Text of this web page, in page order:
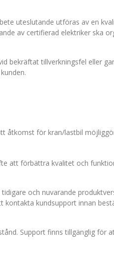
uteslutande utföras av en
av certifierad elektriker ska
bekräftat tillverkningsfel eller
åtkomst för kran/lastbil
att förbättra kvalitet och
och nuvarande
kundsupport innan
Support finns tillgänglig för